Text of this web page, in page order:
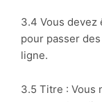
3.4 Vous devez
pour passer
ligne.
3.5 Titre : Vous